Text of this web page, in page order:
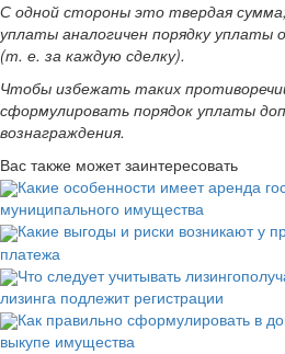
С одной стороны это твердая
уплаты аналогичен порядку уплаты
(т. е. за каждую сделку).
Чтобы избежать таких
сформулировать порядок уплаты
вознаграждения.
Вас также может заинтересовать
Какие особенности имеет аренда
муниципального имущества
Какие выгоды и риски возникают у
платежа
Что следует учитывать
лизинга подлежит регистрации
Как правильно сформулировать в
выкупе имущества